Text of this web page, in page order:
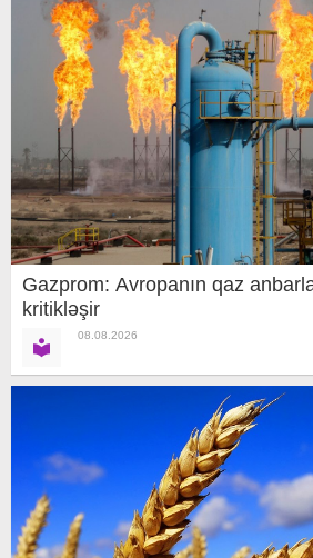
Gazprom: Avropanın qaz
kritikləşir
08.08.2026